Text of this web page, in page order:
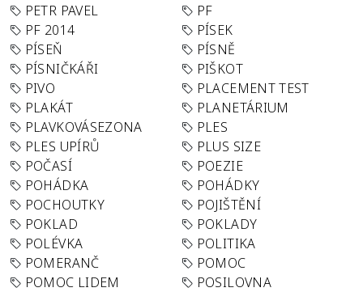
PETR PAVEL
PF
PF 2014
PÍSEK
PÍSEŇ
PÍSNĚ
PÍSNIČKÁŘI
PIŠKOT
PIVO
PLACEMENT TEST
PLAKÁT
PLANETÁRIUM
PLAVKOVÁSEZONA
PLES
PLES UPÍRŮ
PLUS SIZE
POČASÍ
POEZIE
POHÁDKA
POHÁDKY
POCHOUTKY
POJIŠTĚNÍ
POKLAD
POKLADY
POLÉVKA
POLITIKA
POMERANČ
POMOC
POMOC LIDEM
POSILOVNA